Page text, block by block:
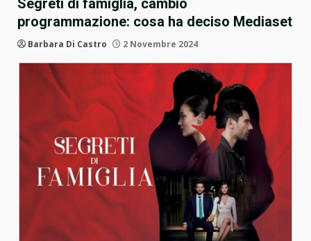
Segreti di famiglia, cambio
programmazione: cosa ha deciso Mediaset
Barbara Di Castro 2 Novembre 2024